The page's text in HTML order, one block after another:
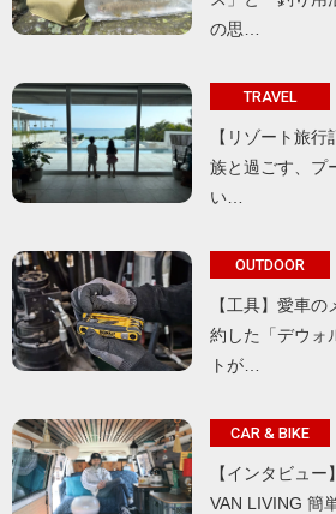
の思…
TRAVEL
【リゾート旅
族と過ごす、プ
い…
OUTDOOR
【工具】愛車
約した「デウォ
トが…
CAR & BIKE
【インタビュ
VAN LIVING 簡